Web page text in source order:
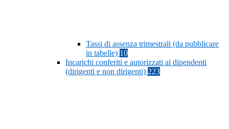
Tassi di assenza trimestrali (da pubblicare
in tabelle) 10
Incarichi conferiti e autorizzati ai dipendenti
(dirigenti e non dirigenti) 223